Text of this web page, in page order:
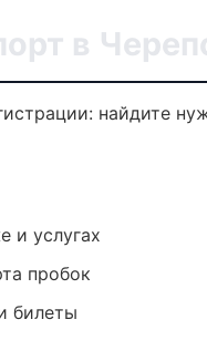
в
найдите
и услугах
пробок
билеты